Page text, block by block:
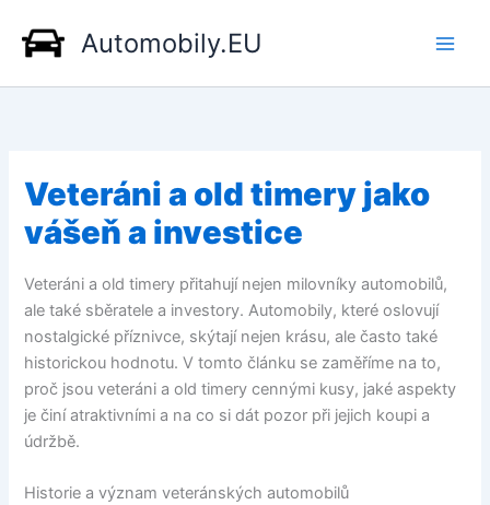
obsah
Automobily.EU
Veteráni a old timery jako
vášeň a investice
Veteráni a old timery přitahují nejen milovníky automobilů,
ale také sběratele a investory. Automobily, které oslovují
nostalgické příznivce, skýtají nejen krásu, ale často také
historickou hodnotu. V tomto článku se zaměříme na to,
proč jsou veteráni a old timery cennými kusy, jaké aspekty
je činí atraktivními a na co si dát pozor při jejich koupi a
údržbě.
Historie a význam veteránských automobilů